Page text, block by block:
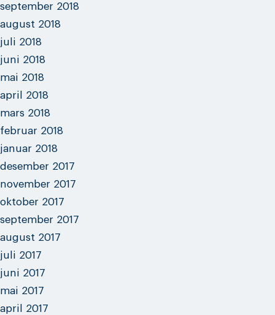
september 2018
august 2018
juli 2018
juni 2018
mai 2018
april 2018
mars 2018
februar 2018
januar 2018
desember 2017
november 2017
oktober 2017
september 2017
august 2017
juli 2017
juni 2017
mai 2017
april 2017